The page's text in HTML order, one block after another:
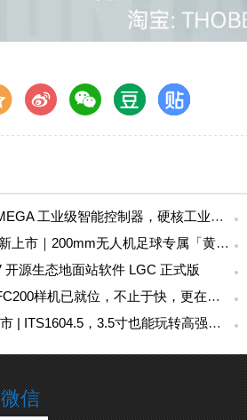
新品发布！X25 MEGA 工业级智能控制器，硬核工业智控核心！
DYH1408电机全新上市｜200mm无人机足球专属「黄金动力，攻防由我」
开源生态地面站软件 LGC 正式版
震撼到货！大疆FC200样机已就位，不止于快，更在于“运”，诚邀体验/订购！
T-HOBBY新品上市 | ITS1604.5，3.5寸也能玩转高强度花飞
信